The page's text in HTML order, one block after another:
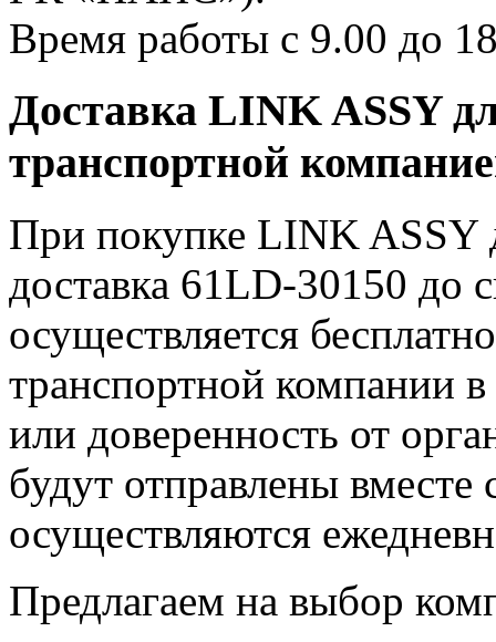
Время работы с 9.00 до
Доставка LINK ASSY
транспортной
При покупке LINK ASSY
доставка 61LD-30150 до
осуществляется
транспортной компании
или доверенность от
будут отправлены
осуществляются
Предлагаем на выбор